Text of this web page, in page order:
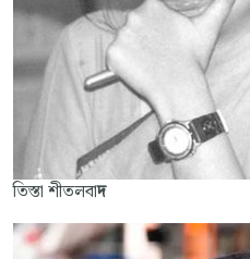
তিস্তা শীতলবাদ